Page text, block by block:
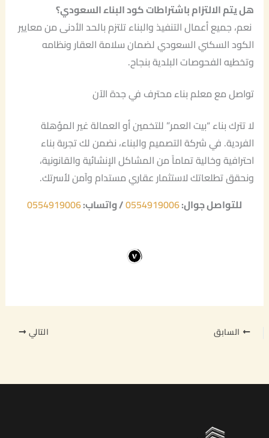
هل يتم الالتزام باشتراطات كود البناء السعودي؟
نعم، جميع أعمال التنفيذ والبناء تلتزم بالحد الأدنى من معايير
الكود السكني السعودي لضمان سلامة العقار ونظامه
وتخطيه الفحوصات البلدية بنجاح.
تواصل مع معلم بناء محترف في جدة الآن
لا تترك بناء “بيت العمر” للتخمين أو العمالة غير المؤهلة
الفردية. في شركة التصميم والبناء، نضمن لك تجربة بناء
احترافية وخالية تماماً من المشاكل الإنشائية والقانونية،
ونحقق تطلعاتك لاستثمار عقاري مستدام وآمن لأسرتك.
للتواصل جوال:0554919006/ واتساب:0554919006
السابق التالي